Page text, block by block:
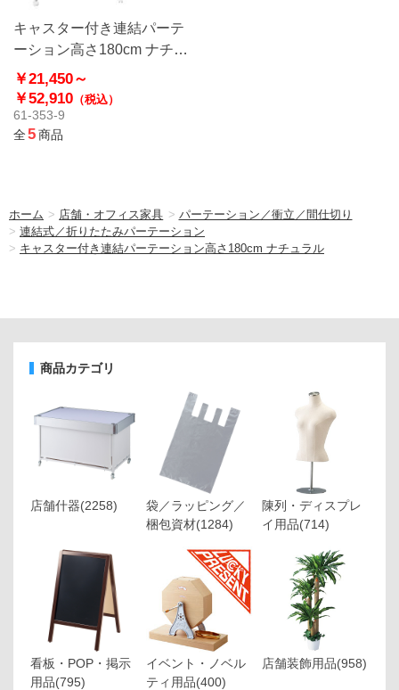
キャスター付き連結パーテ
ーション高さ180cm ナチュ
ラル
￥21,450～
￥52,910 （税込）
61-353-9
全5商品
ホーム > 店舗・オフィス家具 > パーテーション／衝立／間仕切り
> 連結式／折りたたみパーテーション
> キャスター付き連結パーテーション高さ180cm ナチュラル
商品カテゴリ
店舗什器(2258)
袋／ラッピング／
梱包資材(1284)
陳列・ディスプレ
イ用品(714)
看板・POP・掲示
用品(795)
イベント・ノベル
ティ用品(400)
店舗装飾用品(958)